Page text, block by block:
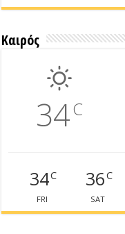
Καιρός
34C
34C
FRI
36C
SAT